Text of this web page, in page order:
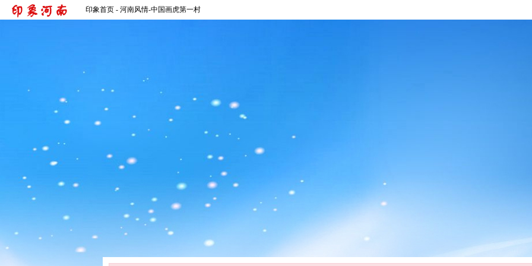
印象首页 - 河南风情-中国画虎第一村